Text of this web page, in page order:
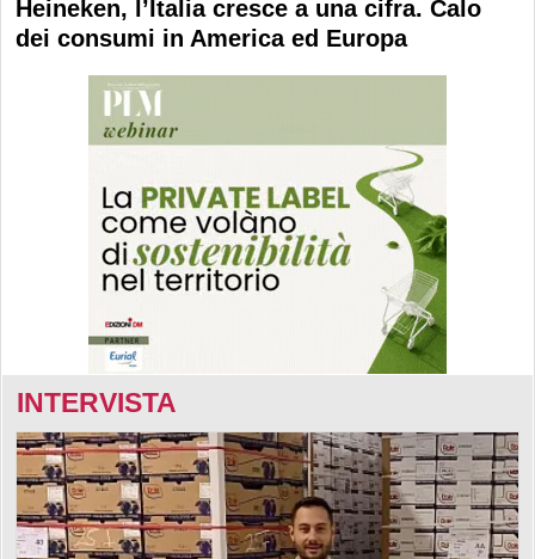
Heineken, l’Italia cresce a una cifra. Calo
dei consumi in America ed Europa
INTERVISTA